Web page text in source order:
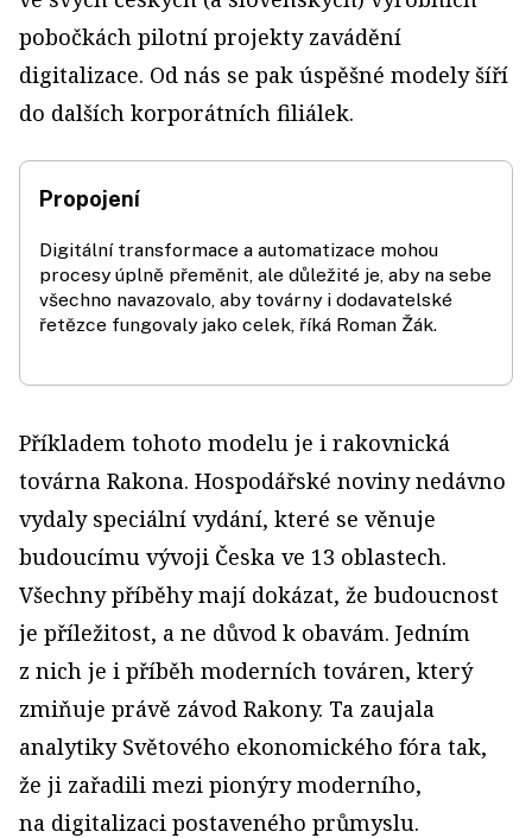
pobočkách pilotní projekty zavádění
digitalizace. Od nás se pak úspěšné modely šíří
do dalších korporátních filiálek.
Propojení
Digitální transformace a automatizace mohou
procesy úplně přeměnit, ale důležité je, aby na sebe
všechno navazovalo, aby továrny i dodavatelské
řetězce fungovaly jako celek, říká Roman Žák.
Příkladem tohoto modelu je i rakovnická
továrna Rakona. Hospodářské noviny nedávno
vydaly speciální vydání, které se věnuje
budoucímu vývoji Česka ve 13 oblastech.
Všechny příběhy mají dokázat, že budoucnost
je příležitost, a ne důvod k obavám. Jedním
z nich je i příběh moderních továren, který
zmiňuje právě závod Rakony. Ta zaujala
analytiky Světového ekonomického fóra tak,
že ji zařadili mezi pionýry moderního,
na digitalizaci postaveného průmyslu.